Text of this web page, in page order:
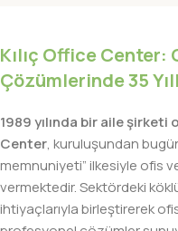
Kılıç Office Center:
Çözümlerinde 35
1989 yılında bir aile şirketi
Center, kuruluşundan
memnuniyeti” ilkesiyle ofis
vermektedir. Sektördeki
ihtiyaçlarıyla birleştirerek